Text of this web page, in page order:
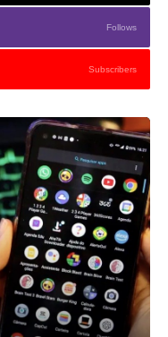
Follows
Subscribers